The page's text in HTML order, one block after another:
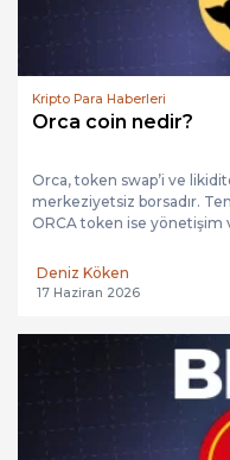
Kripto Para Haberleri
Orca coin nedir?
Orca, token swap’i ve
merkeziyetsiz borsadır.
ORCA token ise yönetişim
Deniz Köken
17 Haziran 2026